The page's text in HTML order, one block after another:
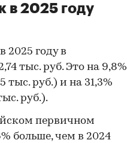
в 2025 году
2025 году в
тыс. руб. Это на 9,8%
тыс. руб.) и на 31,3%
руб.).
первичном
больше, чем в 2024